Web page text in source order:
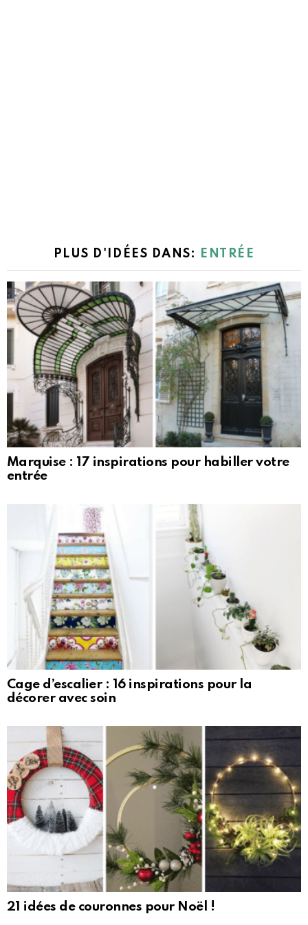
PLUS D'IDÉES DANS: ENTRÉE
Marquise : 17 inspirations pour habiller votre
entrée
Cage d’escalier : 16 inspirations pour la
décorer avec soin
21 idées de couronnes pour Noël !